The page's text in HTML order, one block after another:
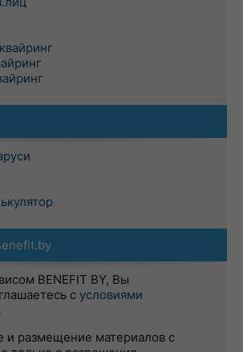
BENEFIT BY, Вы
с условиями
.
и размещение материалов с